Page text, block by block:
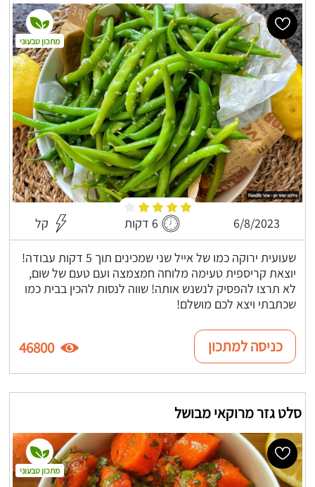
6/8/2023 6 דקות קל
שעועית ירוקה כמו של אייל שני שמכינים תוך 5 דקות עבודה!
יוצאת קריספית טעימה מלוחה חמצמצה ועם טעם של שום,
לא תרצו להפסיק לנשנש אותה! שווה לנסות להכין בבית כמו
שכתבתי ויצא לכם מושלם!
מתכון טבעוני
כניסה למתכון 46800
סלט גזר מרוקאי מבושל
מתכון טבעוני